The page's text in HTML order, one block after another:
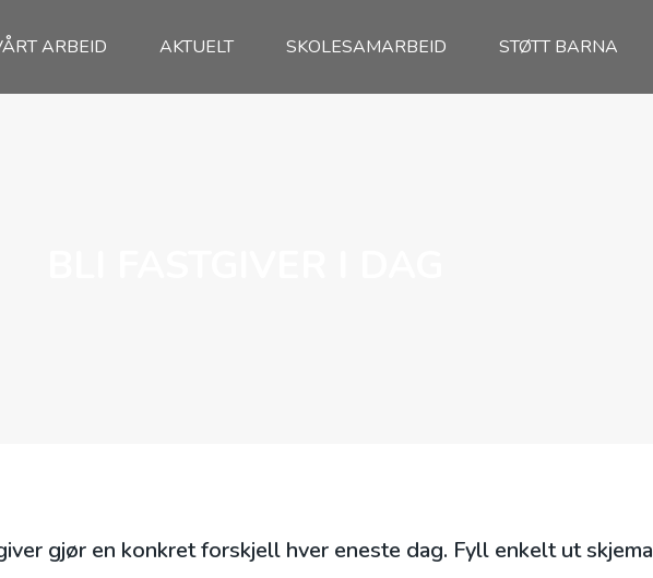
ARBEID AKTUELT SKOLESAMARBEID STØTT BARNA
gjør en konkret forskjell hver eneste dag. Fyll enkelt ut skjema